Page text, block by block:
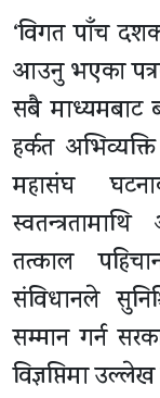
‘विगत पाँच
आउनु भएका
सबै माध्यमबाट
हर्कत अभिव्यक्ति
महासंघ
तत्काल
संविधानले
सम्मान गर्न
विज्ञप्तिमा